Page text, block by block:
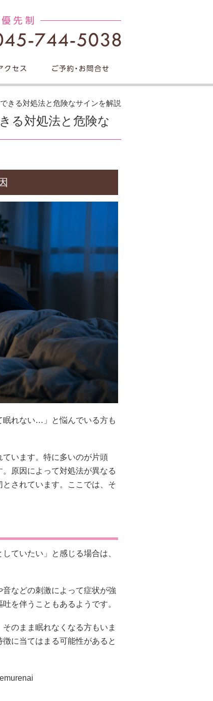
きる対処法と危険なサインを解説
る対処法と危険な
眠れない…」と悩んでいる方も
います。特に多いのが片頭
原因によって対処法が異なる
されています。ここでは、そ
ていたい」と感じる場合は、
などの刺激によって症状が強
を伴うこともあるようです。
のまま眠れなくなる方もいま
に当てはまる可能性があると